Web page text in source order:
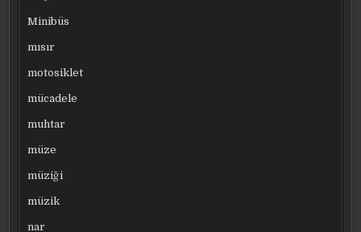
Minibüs
mısır
motosiklet
mücadele
muhtar
müze
müziği
müzik
nar